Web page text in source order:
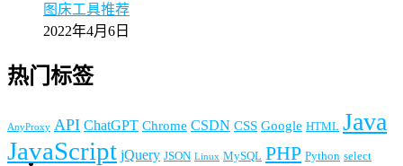
图床工具推荐
2022年4月6日
热门标签
AnyProxy API ChatGPT Chrome CSDN CSS Google HTML Java
JavaScript jQuery JSON Linux MySQL PHP Python select